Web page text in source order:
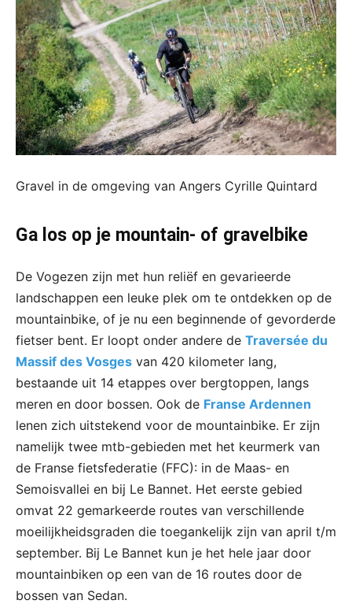
Gravel in de omgeving van Angers Cyrille Quintard
Ga los op je mountain- of gravelbike
De Vogezen zijn met hun reliëf en gevarieerde
landschappen een leuke plek om te ontdekken op de
mountainbike, of je nu een beginnende of gevorderde
fietser bent. Er loopt onder andere de Traversée du
Massif des Vosges van 420 kilometer lang,
bestaande uit 14 etappes over bergtoppen, langs
meren en door bossen. Ook de Franse Ardennen
lenen zich uitstekend voor de mountainbike. Er zijn
namelijk twee mtb-gebieden met het keurmerk van
de Franse fietsfederatie (FFC): in de Maas- en
Semoisvallei en bij Le Bannet. Het eerste gebied
omvat 22 gemarkeerde routes van verschillende
moeilijkheidsgraden die toegankelijk zijn van april t/m
september. Bij Le Bannet kun je het hele jaar door
mountainbiken op een van de 16 routes door de
bossen van Sedan.